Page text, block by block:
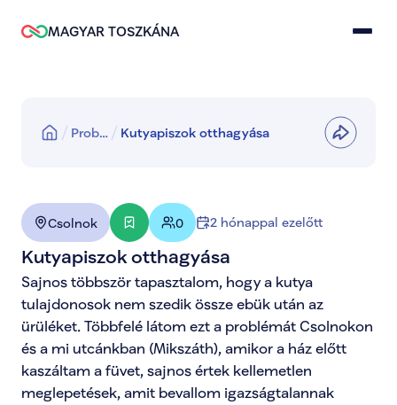
MAGYAR TOSZKÁNA
Prob… Kutyapiszok otthagyása
Csolnok 0 2 hónappal ezelőtt
Kutyapiszok otthagyása
Sajnos többször tapasztalom, hogy a kutya
tulajdonosok nem szedik össze ebük után az
ürüléket. Többfelé látom ezt a problémát Csolnokon
és a mi utcánkban (Mikszáth), amikor a ház előtt
kaszáltam a füvet, sajnos értek kellemetlen
meglepetések, amit bevallom igazságtalannak